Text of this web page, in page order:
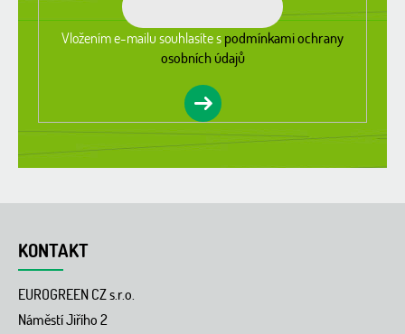
Vložením e-mailu souhlasíte spodmínkami ochrany
osobních údajů
KONTAKT
EUROGREEN CZ s.r.o.
Náměstí Jiřího 2